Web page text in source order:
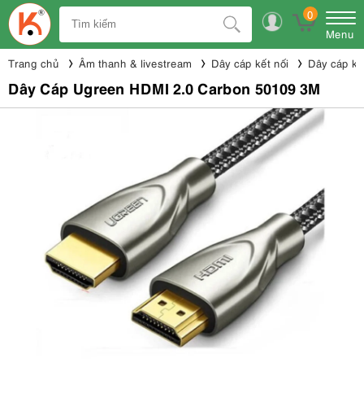
0
Menu
Trang chủ Âm thanh & livestream Dây cáp kết nối Dây cáp
Dây Cáp Ugreen HDMI 2.0 Carbon 50109 3M